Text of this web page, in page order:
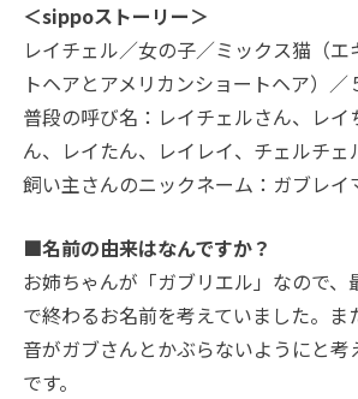
＜sippoストーリー＞
レイチェル／女の子／ミックス猫（エ
トヘアとアメリカンショートヘア）／
普段の呼び名：レイチェルさん、レイ
ん、レイたん、レイレイ、チェルチェ
飼い主さんのニックネーム：ガブレイ
■名前の由来はなんですか？
お姉ちゃんが「ガブリエル」なので、
で終わるお名前を考えていました。ま
音がガブさんとかぶらないようにと
です。